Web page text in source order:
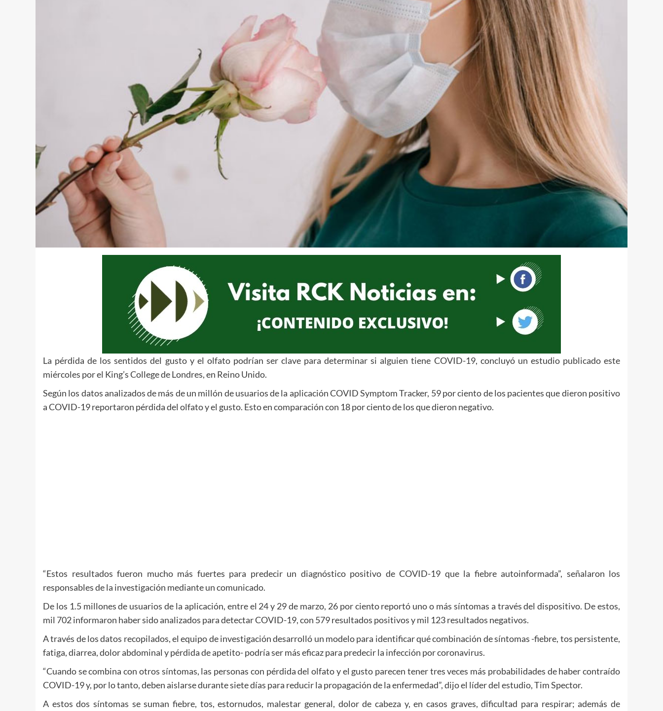
La pérdida de los sentidos del gusto y el olfato podrían ser clave para determinar si alguien tiene COVID-19, concluyó un estudio publicado este
miércoles por el King’s College de Londres, en Reino Unido.
Según los datos analizados de más de un millón de usuarios de la aplicación COVID Symptom Tracker, 59 por ciento de los pacientes que dieron positivo
a COVID-19 reportaron pérdida del olfato y el gusto. Esto en comparación con 18 por ciento de los que dieron negativo.
“Estos resultados fueron mucho más fuertes para predecir un diagnóstico positivo de COVID-19 que la fiebre autoinformada”, señalaron los
responsables de la investigación mediante un comunicado.
De los 1.5 millones de usuarios de la aplicación, entre el 24 y 29 de marzo, 26 por ciento reportó uno o más síntomas a través del dispositivo. De estos,
mil 702 informaron haber sido analizados para detectar COVID-19, con 579 resultados positivos y mil 123 resultados negativos.
A través de los datos recopilados, el equipo de investigación desarrolló un modelo para identificar qué combinación de síntomas -fiebre, tos persistente,
fatiga, diarrea, dolor abdominal y pérdida de apetito- podría ser más eficaz para predecir la infección por coronavirus.
“Cuando se combina con otros síntomas, las personas con pérdida del olfato y el gusto parecen tener tres veces más probabilidades de haber contraído
COVID-19 y, por lo tanto, deben aislarse durante siete días para reducir la propagación de la enfermedad”, dijo el líder del estudio, Tim Spector.
A estos dos síntomas se suman fiebre, tos, estornudos, malestar general, dolor de cabeza y, en casos graves, dificultad para respirar; además de